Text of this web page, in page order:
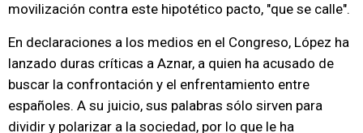
movilización contra este hipotético pacto, "que se calle".
En declaraciones a los medios en el Congreso, López ha
lanzado duras críticas a Aznar, a quien ha acusado de
buscar la confrontación y el enfrentamiento entre
españoles. A su juicio, sus palabras sólo sirven para
dividir y polarizar a la sociedad, por lo que le ha